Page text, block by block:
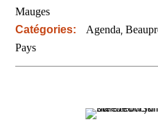
Mauges
Catégories:
Agenda,
Pays